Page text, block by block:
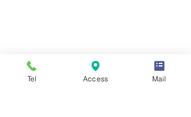
Tel Access Mail